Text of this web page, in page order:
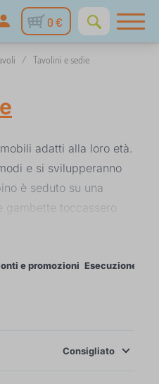
0 €
/ Tavolini e sedie
adatti alla loro età.
e si svilupperanno
è seduto su una
gambette toccassero
su una sedia da
il tuo bambino una vera
e promozioni Esecuzione
Consigliato